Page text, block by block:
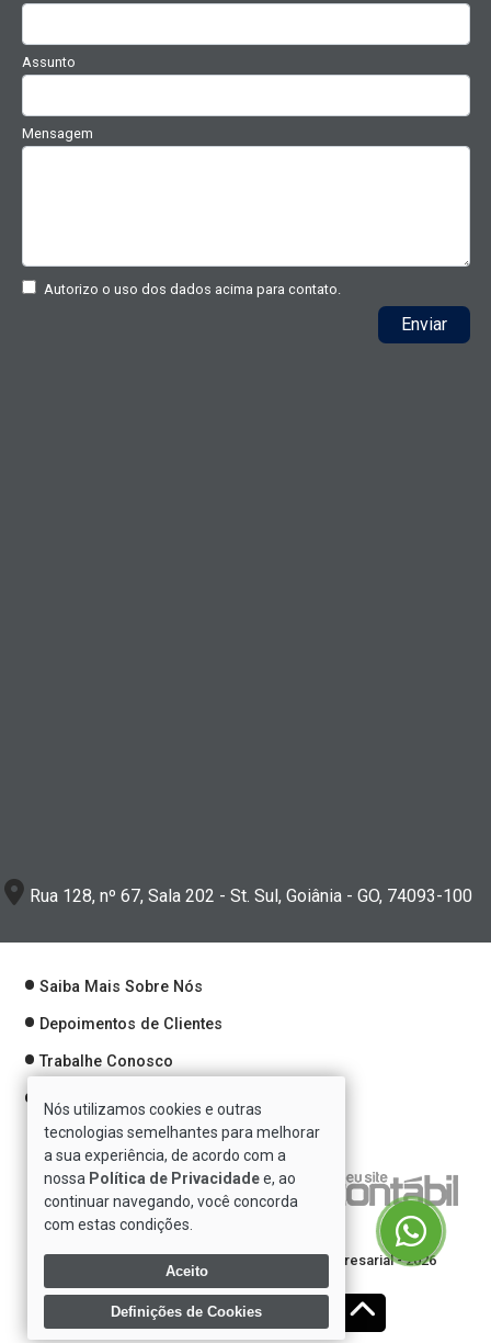
Assunto
Mensagem
Autorizo o uso dos dados acima para contato.
Enviar
Rua 128, nº 67, Sala 202 - St. Sul, Goiânia - GO, 74093-100
Saiba Mais Sobre Nós
Depoimentos de Clientes
Trabalhe Conosco
Política de Privacidade
Verificada por
Direitos reservados à Se7e Consultoria Empresarial - 2026
Nós utilizamos cookies e outras
tecnologias semelhantes para melhorar
a sua experiência, de acordo com a
nossa Política de Privacidadee, ao
continuar navegando, você concorda
com estas condições.
Aceito
Definições de Cookies